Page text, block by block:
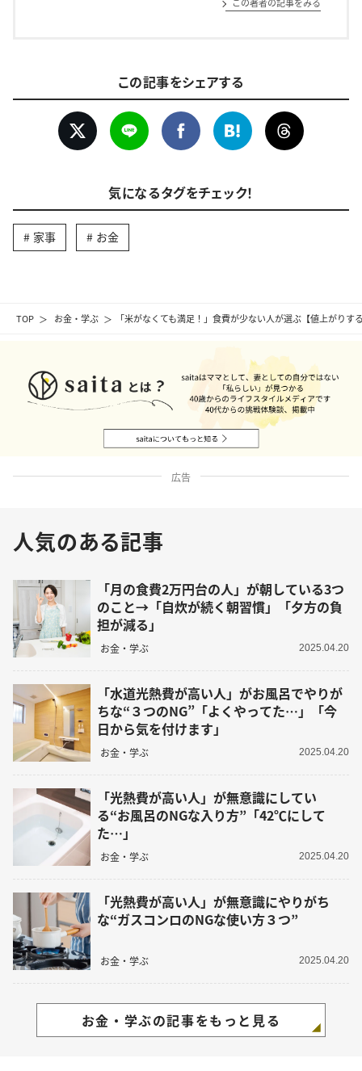
TOP お金・学ぶ 「米がなくても満足！」食費が少ない人が選ぶ【値上がり
この著者の記事をみる
この記事をシェアする
気になるタグをチェック！
家事 お金
広告
人気のある記事
「月の食費2万円台の人」が朝している3つ
のこと→「自炊が続く朝習慣」「夕方の負
担が減る」
お金・学ぶ 2025.04.20
「水道光熱費が高い人」がお風呂でやりが
ちな“３つのNG”「よくやってた…」「今
日から気を付けます」
お金・学ぶ 2025.04.20
「光熱費が高い人」が無意識にしてい
る“お風呂のNGな入り方”「42℃にして
た…」
お金・学ぶ 2025.04.20
「光熱費が高い人」が無意識にやりがち
な“ガスコンロのNGな使い方３つ”
お金・学ぶ 2025.04.20
お金・学ぶの記事をもっと見る